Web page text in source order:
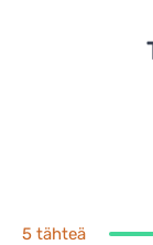
5 tähteä